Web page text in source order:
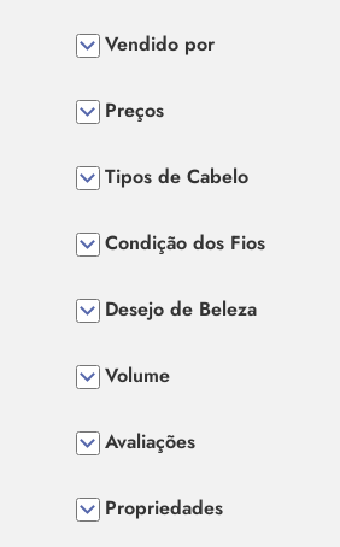
Vendido por
Preços
Tipos de Cabelo
Condição dos Fios
Desejo de Beleza
Volume
Avaliações
Propriedades